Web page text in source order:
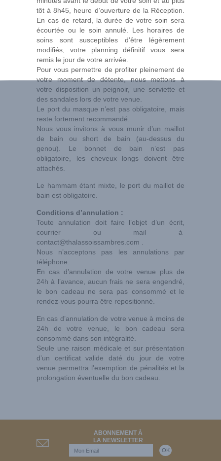
tôt à 8h45, heure d’ouverture de la Réception.
En cas de retard, la durée de votre soin sera
écourtée ou le soin annulé. Les horaires de
soins sont susceptibles d’être légèrement
modifiés, votre planning définitif vous sera
remis le jour de votre arrivée.
Pour vous permettre de profiter pleinement de
votre moment de détente, nous mettons à
votre disposition un peignoir, une serviette et
des sandales lors de votre venue.
Le port du masque n’est pas obligatoire, mais
reste fortement recommandé.
Nous vous invitons à vous munir d’un maillot
de bain ou short de bain (au-dessus du
genou). Le bonnet de bain n’est pas
obligatoire, les cheveux longs doivent être
attachés.
Le hammam étant mixte, le port du maillot de
bain est obligatoire.
Conditions d’annulation :
Toute annulation doit faire l’objet d’un écrit,
courrier ou mail à
contact@thalassoissambres.com
Nous n’acceptons pas les annulations par
téléphone.
En cas d’annulation de votre venue plus de
24h à l’avance, aucun frais ne sera engendré,
le bon cadeau ne sera pas consommé et le
rendez-vous pourra être repositionné.
En cas d’annulation de votre venue à moins de
24h de votre venue, le bon cadeau sera
consommé dans son intégralité.
Seule une raison médicale et sur présentation
d’un certificat valide daté du jour de votre
venue permettra l’exemption de pénalités et la
prolongation éventuelle du bon cadeau.
ABONNEMENT À
LA NEWSLETTER